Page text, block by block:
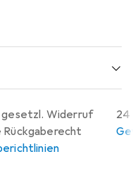
gesetzl. Widerruf
Rückgaberecht
24